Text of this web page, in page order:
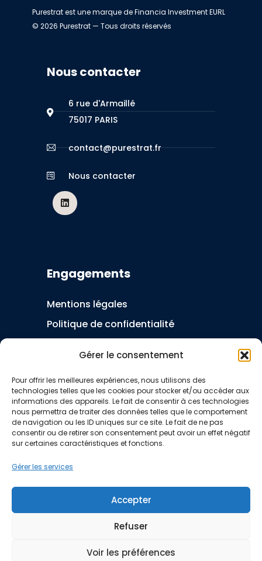
Gérer le consentement
Pour offrir les meilleures expériences, nous utilisons des
technologies telles que les cookies pour stocker et/ou accéder aux
informations des appareils. Le fait de consentir à ces technologies
nous permettra de traiter des données telles que le comportement
de navigation ou les ID uniques sur ce site. Le fait de ne pas
consentir ou de retirer son consentement peut avoir un effet négatif
sur certaines caractéristiques et fonctions.
Gérer les services
Accepter
Refuser
Voir les préférences
Purestrat est une marque de Financia Investment EURL
© 2026 Purestrat — Tous droits réservés
Nous contacter
6 rue d'Armaillé
75017 PARIS
contact@purestrat.fr
Nous contacter
Engagements
Mentions légales
Politique de confidentialité
A propos
Qui suis-je
Articles
IA - Transformer une PME de l'intérieur